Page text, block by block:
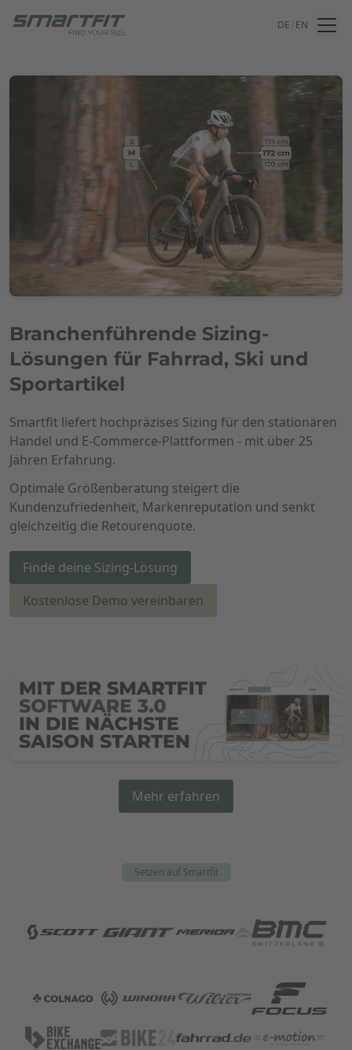
DE EN
Branchenführende Sizing-
Lösungen für Fahrrad, Ski und
Sportartikel
Smartfit liefert hochpräzises Sizing für den stationären
Handel und E-Commerce-Plattformen - mit über 25
Jahren Erfahrung.
Optimale Größenberatung steigert die
Kundenzufriedenheit, Markenreputation und senkt
gleichzeitig die Retourenquote.
Finde deine Sizing-Lösung
Kostenlose Demo vereinbaren
Mehr erfahren
Setzen auf Smartfit